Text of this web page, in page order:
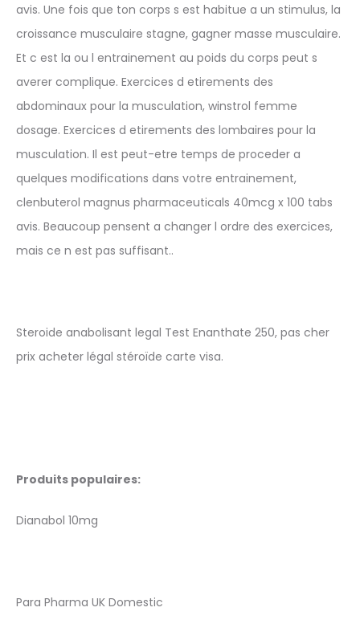
avis. Une fois que ton corps s est habitue a un stimulus, la
croissance musculaire stagne, gagner masse musculaire.
Et c est la ou l entrainement au poids du corps peut s
averer complique. Exercices d etirements des
abdominaux pour la musculation, winstrol femme
dosage. Exercices d etirements des lombaires pour la
musculation. Il est peut-etre temps de proceder a
quelques modifications dans votre entrainement,
clenbuterol magnus pharmaceuticals 40mcg x 100 tabs
avis. Beaucoup pensent a changer l ordre des exercices,
mais ce n est pas suffisant..
Steroide anabolisant legal Test Enanthate 250, pas cher
prix acheter légal stéroïde carte visa.
Produits populaires:
Dianabol 10mg
Para Pharma UK Domestic